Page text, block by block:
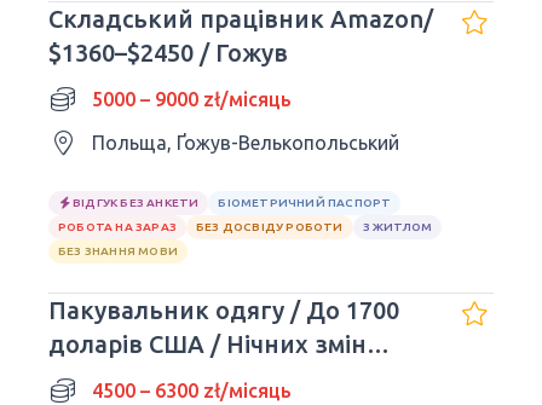
Складський працівник Amazon/
$1360–$2450 / Гожув
5000 – 9000 zł/місяць
Польща, Ґожув-Велькопольський
ВІДГУК БЕЗ АНКЕТИ
БІОМЕТРИЧНИЙ ПАСПОРТ
РОБОТА НА ЗАРАЗ
БЕЗ ДОСВІДУ РОБОТИ
З ЖИТЛОМ
БЕЗ ЗНАННЯ МОВИ
Пакувальник одягу / До 1700
доларів США / Нічних змін
немає4500 – 6300 zł/місяць